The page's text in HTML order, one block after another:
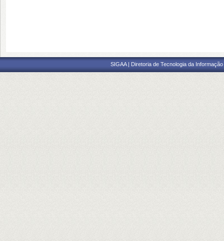
SIGAA | Diretoria de Tecnologia da